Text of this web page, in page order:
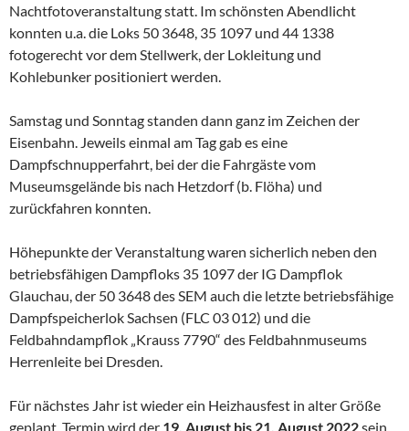
Nachtfotoveranstaltung statt. Im schönsten Abendlicht
konnten u.a. die Loks 50 3648, 35 1097 und 44 1338
fotogerecht vor dem Stellwerk, der Lokleitung und
Kohlebunker positioniert werden.
Samstag und Sonntag standen dann ganz im Zeichen der
Eisenbahn. Jeweils einmal am Tag gab es eine
Dampfschnupperfahrt, bei der die Fahrgäste vom
Museumsgelände bis nach Hetzdorf (b. Flöha) und
zurückfahren konnten.
Höhepunkte der Veranstaltung waren sicherlich neben den
betriebsfähigen Dampfloks 35 1097 der IG Dampflok
Glauchau, der 50 3648 des SEM auch die letzte betriebsfähige
Dampfspeicherlok Sachsen (FLC 03 012) und die
Feldbahndampflok „Krauss 7790“ des Feldbahnmuseums
Herrenleite bei Dresden.
Für nächstes Jahr ist wieder ein Heizhausfest in alter Größe
geplant. Termin wird der 19. August bis 21. August 2022sein.